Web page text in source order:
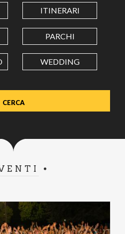
dot (.) as decimal separator.
ITINERARI
PARCHI
WEDDING